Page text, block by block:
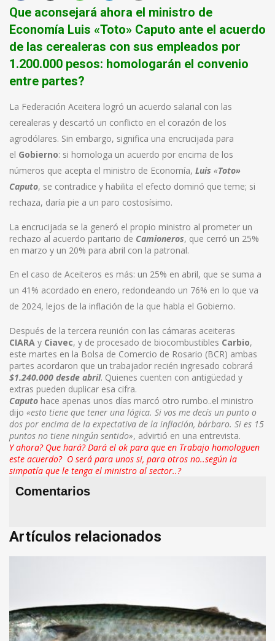
Que aconsejará ahora el ministro de
Economía Luis «Toto» Caputo ante el acuerdo
de las cerealeras con sus empleados por
1.200.000 pesos: homologarán el convenio
entre partes?
La Federación Aceitera logró un acuerdo salarial con las
cerealeras y descartó un conflicto en el corazón de los
agrodólares. Sin embargo, significa una encrucijada para
el Gobierno: si homologa un acuerdo por encima de los
números que acepta el ministro de Economía, Luis «Toto»
Caputo, se contradice y habilita el efecto dominó que teme; si
rechaza, daría pie a un paro costosísimo.
La encrucijada se la generó el propio ministro al prometer un
rechazo al acuerdo paritario de Camioneros, que cerró un 25%
en marzo y un 20% para abril con la patronal.
En el caso de Aceiteros es más: un 25% en abril, que se suma a
un 41% acordado en enero, redondeando un 76% en lo que va
de 2024, lejos de la inflación de la que habla el Gobierno.
Después de la tercera reunión con las cámaras aceiteras
CIARA y Ciavec, y de procesado de biocombustibles Carbio,
este martes en la Bolsa de Comercio de Rosario (BCR) ambas
partes acordaron que un trabajador recién ingresado cobrará
$1.240.000 desde abril. Quienes cuenten con antigüedad y
extras pueden duplicar esa cifra.
Caputo hace apenas unos días marcó otro rumbo..el ministro
dijo «esto tiene que tener una lógica. Si vos me decís un punto o
dos por encima de la expectativa de la inflación, bárbaro. Si es 15
puntos no tiene ningún sentido», advirtió en una entrevista.
Y ahora? Que hará? Dará el ok para que en Trabajo homologuen
este acuerdo? O será para unos si, para otros no..según la
simpatía que le tenga el ministro al sector..?
Comentarios
Artículos relacionados